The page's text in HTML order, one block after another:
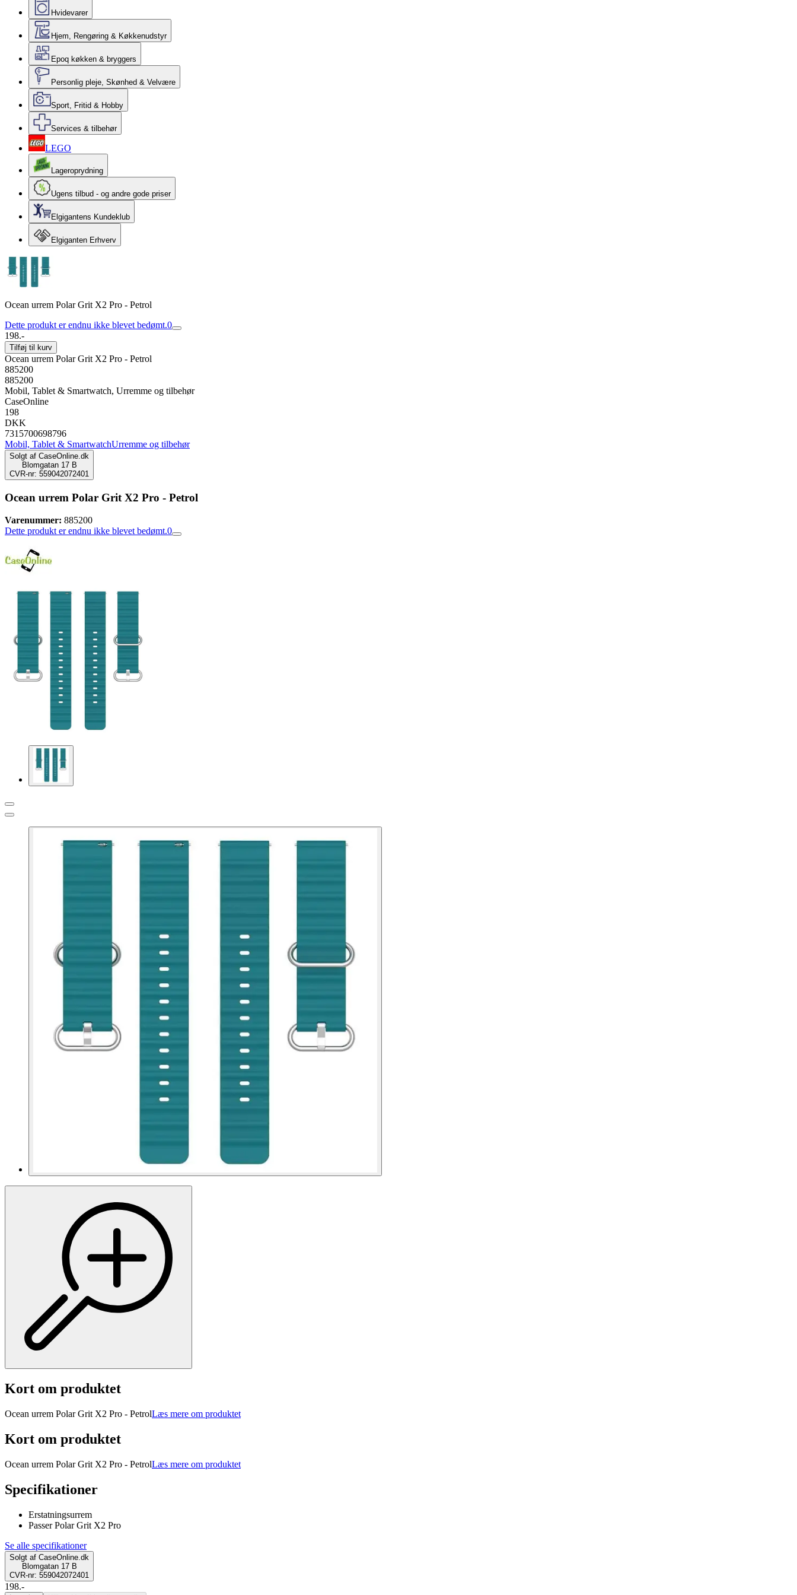
Hvidevarer
Hjem, Rengøring & Køkkenudstyr
Epoq køkken & bryggers
Personlig pleje, Skønhed & Velvære
Sport, Fritid & Hobby
Services & tilbehør
LEGO
Lageroprydning
Ugens tilbud - og andre gode priser
Elgigantens Kundeklub
Elgiganten Erhverv
Ocean urrem Polar Grit X2 Pro - Petrol
Dette produkt er endnu ikke blevet bedømt.0
198.-
Tilføj til kurv
Ocean urrem Polar Grit X2 Pro - Petrol
885200
885200
Mobil, Tablet & Smartwatch, Urremme og tilbehør
CaseOnline
198
DKK
7315700698796
Mobil, Tablet & SmartwatchUrremme og tilbehør
Solgt af CaseOnline.dk
Blomgatan 17 B
CVR-nr: 559042072401
Ocean urrem Polar Grit X2 Pro - Petrol
Varenummer: 885200
Dette produkt er endnu ikke blevet bedømt.0
Kort om produktet
Ocean urrem Polar Grit X2 Pro - PetrolLæs mere om produktet
Kort om produktet
Ocean urrem Polar Grit X2 Pro - PetrolLæs mere om produktet
Specifikationer
Erstatningsurrem
Passer Polar Grit X2 Pro
Se alle specifikationer
Solgt af CaseOnline.dk
Blomgatan 17 B
CVR-nr: 559042072401
198.-